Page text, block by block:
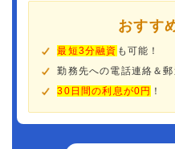
おすす
最短3分融資 も可能！
勤務先への電話連絡＆郵
30日間の利息が0円 ！